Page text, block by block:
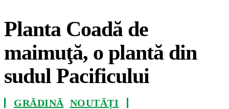
Planta Coadă de
maimuţă, o plantă din
sudul Pacificului
GRĂDINĂ NOUTĂȚI